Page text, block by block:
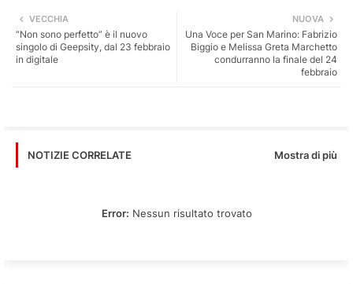
ats
NUOVA
Una Voce per San Marino: Fabrizio
Biggio e Melissa Greta Marchetto
condurranno la finale del 24
febbraio
VECCHIA
“Non sono perfetto” è il nuovo
singolo di Geepsity, dal 23 febbraio
in digitale
NOTIZIE CORRELATE Mostra di più
Error: Nessun risultato trovato